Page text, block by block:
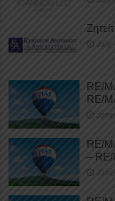
July
RE/
RE/
RE/
–